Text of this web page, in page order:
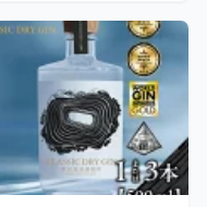
村 おもち